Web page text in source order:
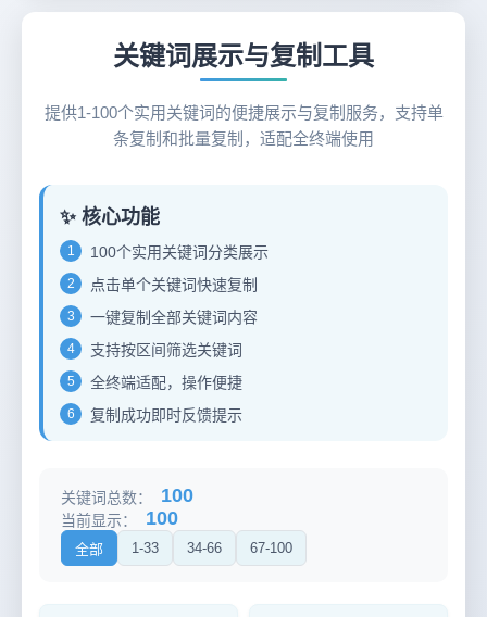
关键词展示与复制工具
提供1-100个实用关键词的便捷展示与复制服务，支持单
条复制和批量复制，适配全终端使用
✨ 核心功能
1 100个实用关键词分类展示
2 点击单个关键词快速复制
3 一键复制全部关键词内容
4 支持按区间筛选关键词
5 全终端适配，操作便捷
6 复制成功即时反馈提示
关键词总数： 100
当前显示： 100
全部 1-33 34-66 67-100